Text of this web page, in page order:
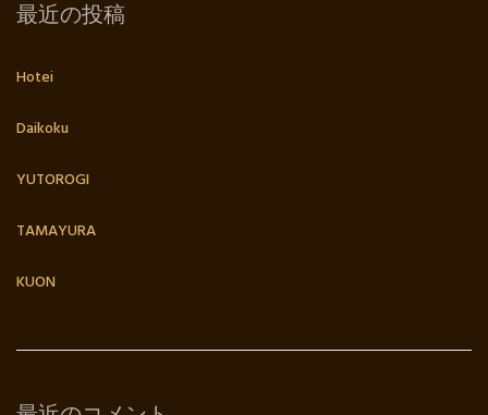
最近の投稿
Hotei
Daikoku
YUTOROGI
TAMAYURA
KUON